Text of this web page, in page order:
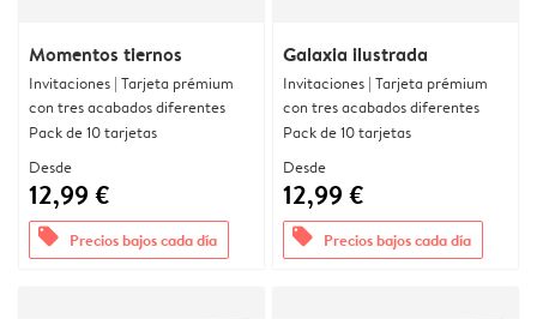
Momentos tiernos
Invitaciones | Tarjeta prémium
con tres acabados diferentes
Pack de 10 tarjetas
Desde
12,99 €
offers Precios bajos cada día
Galaxia ilustrada
Invitaciones | Tarjeta prémium
con tres acabados diferentes
Pack de 10 tarjetas
Desde
12,99 €
offers Precios bajos cada día